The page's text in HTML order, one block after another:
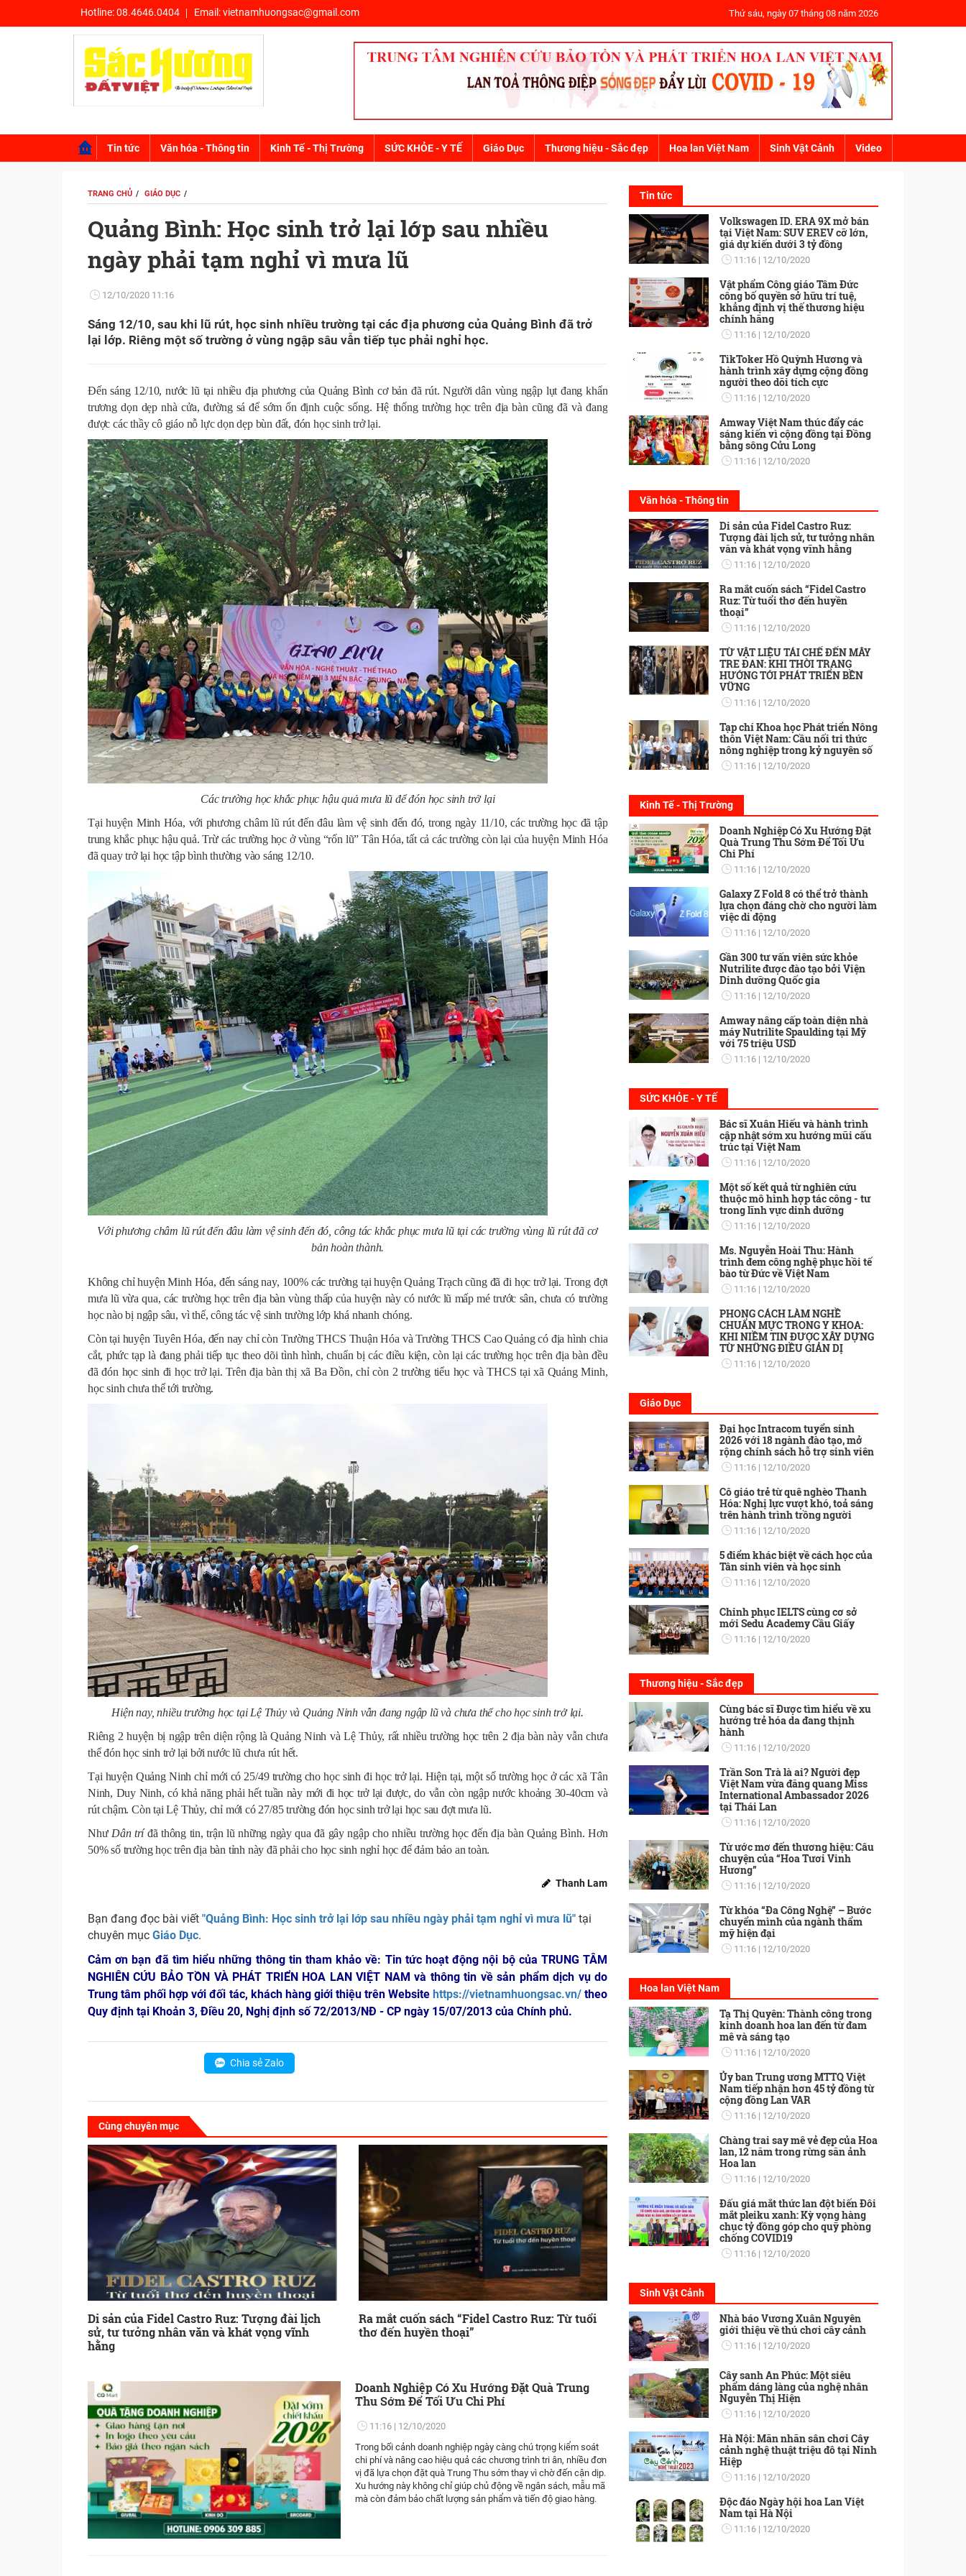
Hotline:08.4646.0404 Email:vietnamhuongsac@gmail.com Thứ sáu, ngày 07 tháng 08 năm 2026
Tin tức Văn hóa - Thông tin Kinh Tế - Thị Trường SỨC KHỎE - Y TẾ Giáo Dục Thương hiệu - Sắc đẹp Hoa lan Việt Nam Sinh Vật Cảnh Video
TRANG CHỦ GIÁO DỤC
Quảng Bình: Học sinh trở lại lớp sau nhiều
ngày phải tạm nghỉ vì mưa lũ
12/10/2020 11:16
Sáng 12/10, sau khi lũ rút, học sinh nhiều trường tại các địa phương của Quảng Bình đã trở
lại lớp. Riêng một số trường ở vùng ngập sâu vẫn tiếp tục phải nghỉ học.
Đến sáng 12/10, nước lũ tại nhiều địa phương của Quảng Bình cơ bản đã rút. Người dân vùng ngập lụt đang khẩn
trương dọn dẹp nhà cửa, đường sá để sớm ổn định cuộc sống. Hệ thống trường học trên địa bàn cũng đã và đang
được các thầy cô giáo nỗ lực dọn dẹp bùn đất, đón học sinh trở lại.
Các trường học khắc phục hậu quả mưa lũ để đón học sinh trở lại
Tại huyện Minh Hóa, với phương châm lũ rút đến đâu làm vệ sinh đến đó, trong ngày 11/10, các trường học đã tập
trung khắc phục hậu quả. Trừ các trường học ở vùng “rốn lũ” Tân Hóa, tất cả các trường còn lại của huyện Minh Hóa
đã quay trở lại học tập bình thường vào sáng 12/10.
Với phương châm lũ rút đến đâu làm vệ sinh đến đó, công tác khắc phục mưa lũ tại các trường vùng lũ rút đã cơ
bản hoàn thành.
Không chỉ huyện Minh Hóa, đến sáng nay, 100% các trường tại huyện Quảng Trạch cũng đã đi học trở lại. Trong đợt
mưa lũ vừa qua, các trường học trên địa bàn vùng thấp của huyện này có nước lũ mấp mé trước sân, chưa có trường
học nào bị ngập sâu, vì thế, công tác vệ sinh trường lớp khá nhanh chóng.
Còn tại huyện Tuyên Hóa, đến nay chỉ còn Trường THCS Thuận Hóa và Trường THCS Cao Quảng có địa hình chia
cắt, phức tạp là đang phải tiếp tục theo dõi tình hình, chuẩn bị các điều kiện, còn lại các trường học trên địa bàn đều
đã đón học sinh đi học trở lại. Trên địa bàn thị xã Ba Đồn, chỉ còn 2 trường tiểu học và THCS tại xã Quảng Minh,
học sinh chưa thể tới trường.
Hiện nay, nhiều trường học tại Lệ Thủy và Quảng Ninh vẫn đang ngập lũ và chưa thể cho học sinh trở lại.
Riêng 2 huyện bị ngập trên diện rộng là Quảng Ninh và Lệ Thủy, rất nhiều trường học trên 2 địa bàn này vẫn chưa
thể đón học sinh trở lại bởi nước lũ chưa rút hết.
Tại huyện Quảng Ninh chỉ mới có 25/49 trường cho học sinh đi học trở lại. Hiện tại, một số trường học ở các xã Tân
Ninh, Duy Ninh, có khả năng phải hết tuần này mới đi học trở lại được, do vẫn còn ngập nước khoảng 30-40cm và
rút chậm. Còn tại Lệ Thủy, chỉ mới có 27/85 trường đón học sinh trở lại học sau đợt mưa lũ.
Như Dân tríđã thông tin, trận lũ những ngày qua đã gây ngập cho nhiều trường học đến địa bàn Quảng Bình. Hơn
50% số trư​ờng học trên địa bàn tỉnh này đã phải cho học sinh nghỉ học để đảm bảo an toàn.
Thanh Lam
Bạn đang đọc bài viết "Quảng Bình: Học sinh trở lại lớp sau nhiều ngày phải tạm nghỉ vì mưa lũ" tại
chuyên mục Giáo Dục.
Cảm ơn bạn đã tìm hiểu những thông tin tham khảo về: Tin tức hoạt động nội bộ của TRUNG TÂM
NGHIÊN CỨU BẢO TỒN VÀ PHÁT TRIỂN HOA LAN VIỆT NAM và thông tin về sản phẩm dịch vụ do
Trung tâm phối hợp với đối tác, khách hàng giới thiệu trên Websitehttps://vietnamhuongsac.vn/ theo
Quy định tại Khoản 3, Điều 20, Nghị định số 72/2013/NĐ - CP ngày 15/07/2013 của Chính phủ.
Chia sẻ Zalo
Cùng chuyên mục
Di sản của Fidel Castro Ruz: Tượng đài lịch
sử, tư tưởng nhân văn và khát vọng vĩnh
hằng
Ra mắt cuốn sách “Fidel Castro Ruz: Từ tuổi
thơ đến huyền thoại”
Doanh Nghiệp Có Xu Hướng Đặt Quà Trung
Thu Sớm Để Tối Ưu Chi Phí
11:16
12/10/2020
Trong bối cảnh doanh nghiệp ngày càng chú trọng kiểm soát
chi phí và nâng cao hiệu quả các chương trình tri ân, nhiều đơn
vị đã lựa chọn đặt quà Trung Thu sớm thay vì chờ đến cận dịp.
Xu hướng này không chỉ giúp chủ động về ngân sách, mẫu mã
mà còn đảm bảo chất lượng sản phẩm và tiến độ giao hàng.
Tin tức
Volkswagen ID. ERA 9X mở bán
tại Việt Nam: SUV EREV cỡ lớn,
giá dự kiến dưới 3 tỷ đồng
11:16 12/10/2020
Vật phẩm Công giáo Tâm Đức
công bố quyền sở hữu trí tuệ,
khẳng định vị thế thương hiệu
chính hãng
11:16 12/10/2020
TikToker Hồ Quỳnh Hương và
hành trình xây dựng cộng đồng
người theo dõi tích cực
11:16 12/10/2020
Amway Việt Nam thúc đẩy các
sáng kiến vì cộng đồng tại Đồng
bằng sông Cửu Long
11:16 12/10/2020
Văn hóa - Thông tin
Di sản của Fidel Castro Ruz:
Tượng đài lịch sử, tư tưởng nhân
văn và khát vọng vĩnh hằng
11:16 12/10/2020
Ra mắt cuốn sách “Fidel Castro
Ruz: Từ tuổi thơ đến huyền
thoại”
11:16 12/10/2020
TỪ VẬT LIỆU TÁI CHẾ ĐẾN MÂY
TRE ĐAN: KHI THỜI TRANG
HƯỚNG TỚI PHÁT TRIỂN BỀN
VỮNG
11:16 12/10/2020
Tạp chí Khoa học Phát triển Nông
thôn Việt Nam: Cầu nối tri thức
nông nghiệp trong kỷ nguyên số
11:16 12/10/2020
Kinh Tế - Thị Trường
Doanh Nghiệp Có Xu Hướng Đặt
Quà Trung Thu Sớm Để Tối Ưu
Chi Phí
11:16 12/10/2020
Galaxy Z Fold 8 có thể trở thành
lựa chọn đáng chờ cho người làm
việc di động
11:16 12/10/2020
Gần 300 tư vấn viên sức khỏe
Nutrilite được đào tạo bởi Viện
Dinh dưỡng Quốc gia
11:16 12/10/2020
Amway nâng cấp toàn diện nhà
máy Nutrilite Spaulding tại Mỹ
với 75 triệu USD
11:16 12/10/2020
SỨC KHỎE - Y TẾ
Bác sĩ Xuân Hiếu và hành trình
cập nhật sớm xu hướng mũi cấu
trúc tại Việt Nam
11:16 12/10/2020
Một số kết quả từ nghiên cứu
thuộc mô hình hợp tác công - tư
trong lĩnh vực dinh dưỡng
11:16 12/10/2020
Ms. Nguyễn Hoài Thu: Hành
trình đem công nghệ phục hồi tế
bào từ Đức về Việt Nam
11:16 12/10/2020
PHONG CÁCH LÀM NGHỀ
CHUẨN MỰC TRONG Y KHOA:
KHI NIỀM TIN ĐƯỢC XÂY DỰNG
TỪ NHỮNG ĐIỀU GIẢN DỊ
11:16 12/10/2020
Giáo Dục
Đại học Intracom tuyển sinh
2026 với 18 ngành đào tạo, mở
rộng chính sách hỗ trợ sinh viên
11:16 12/10/2020
Cô giáo trẻ từ quê nghèo Thanh
Hóa: Nghị lực vượt khó, toả sáng
trên hành trình trồng người
11:16 12/10/2020
5 điểm khác biệt về cách học của
Tân sinh viên và học sinh
11:16 12/10/2020
Chinh phục IELTS cùng cơ sở
mới Sedu Academy Cầu Giấy
11:16 12/10/2020
Thương hiệu - Sắc đẹp
Cùng bác sĩ Được tìm hiểu về xu
hướng trẻ hóa da đang thịnh
hành
11:16 12/10/2020
Trần Son Trà là ai? Người đẹp
Việt Nam vừa đăng quang Miss
International Ambassador 2026
tại Thái Lan
11:16 12/10/2020
Từ ước mơ đến thương hiệu: Câu
chuyện của “Hoa Tươi Vinh
Hương”
11:16 12/10/2020
Từ khóa “Đa Công Nghệ” – Bước
chuyển mình của ngành thẩm
mỹ hiện đại
11:16 12/10/2020
Hoa lan Việt Nam
Tạ Thị Quyên: Thành công trong
kinh doanh hoa lan đến từ đam
mê và sáng tạo
11:16 12/10/2020
Ủy ban Trung ương MTTQ Việt
Nam tiếp nhận hơn 45 tỷ đồng từ
cộng đồng Lan VAR
11:16 12/10/2020
Chàng trai say mê vẻ đẹp của Hoa
lan, 12 năm trong rừng săn ảnh
Hoa lan
11:16 12/10/2020
Đấu giá mắt thức lan đột biến Đôi
mắt pleiku xanh: Kỳ vọng hàng
chục tỷ đồng góp cho quỹ phòng
chống COVID19
11:16 12/10/2020
Sinh Vật Cảnh
Nhà báo Vương Xuân Nguyên
giới thiệu về thú chơi cây cảnh
11:16 12/10/2020
Cây sanh An Phúc: Một siêu
phẩm dáng làng của nghệ nhân
Nguyễn Thị Hiện
11:16 12/10/2020
Hà Nội: Mãn nhãn sân chơi Cây
cảnh nghệ thuật triệu đô tại Ninh
Hiệp
11:16 12/10/2020
Độc đáo Ngày hội hoa Lan Việt
Nam tại Hà Nội
11:16 12/10/2020